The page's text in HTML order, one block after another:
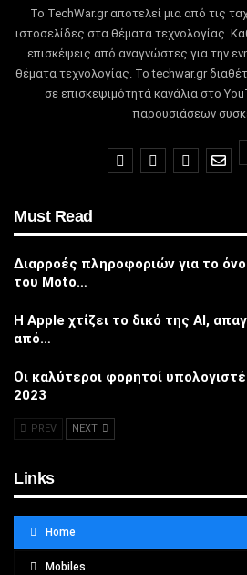
Το TechWar.gr αποτελεί μια από τις
ιστοσελίδες στα θέματα τεχνολογίας.
επισκέψεις από αναγνώστες για την
θέματα τεχνολογίας. Το techwar.gr
σε επισκεψιμότητά κανάλια στο
παρουσιάσεων
Must Read
Διαρροές πληροφοριών για το
του Moto…
Η Apple χτίζει το δικό της AI,
από…
Οι καλύτεροι φορητοί
2023
PREV NEXT
Links
Home
Mobiles